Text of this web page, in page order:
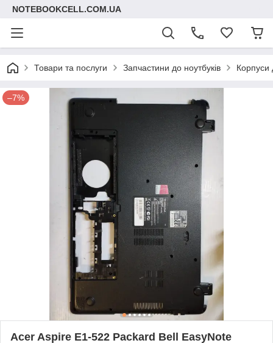
NOTEBOOKCELL.COM.UA
Товари та послуги Запчастини до ноутбуків Корпуси
–7%
Acer Aspire E1-522 Packard Bell EasyNote